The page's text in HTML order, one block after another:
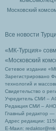
Московский
Все новости
«МК-Турция»
«Московский
Сетевое издание
Зарегистрировано
технологий и
Свидетельство о
Учредитель СМИ –
Редакция СМИ –
Главный редактор
Адрес редакции:
Е-Маил: